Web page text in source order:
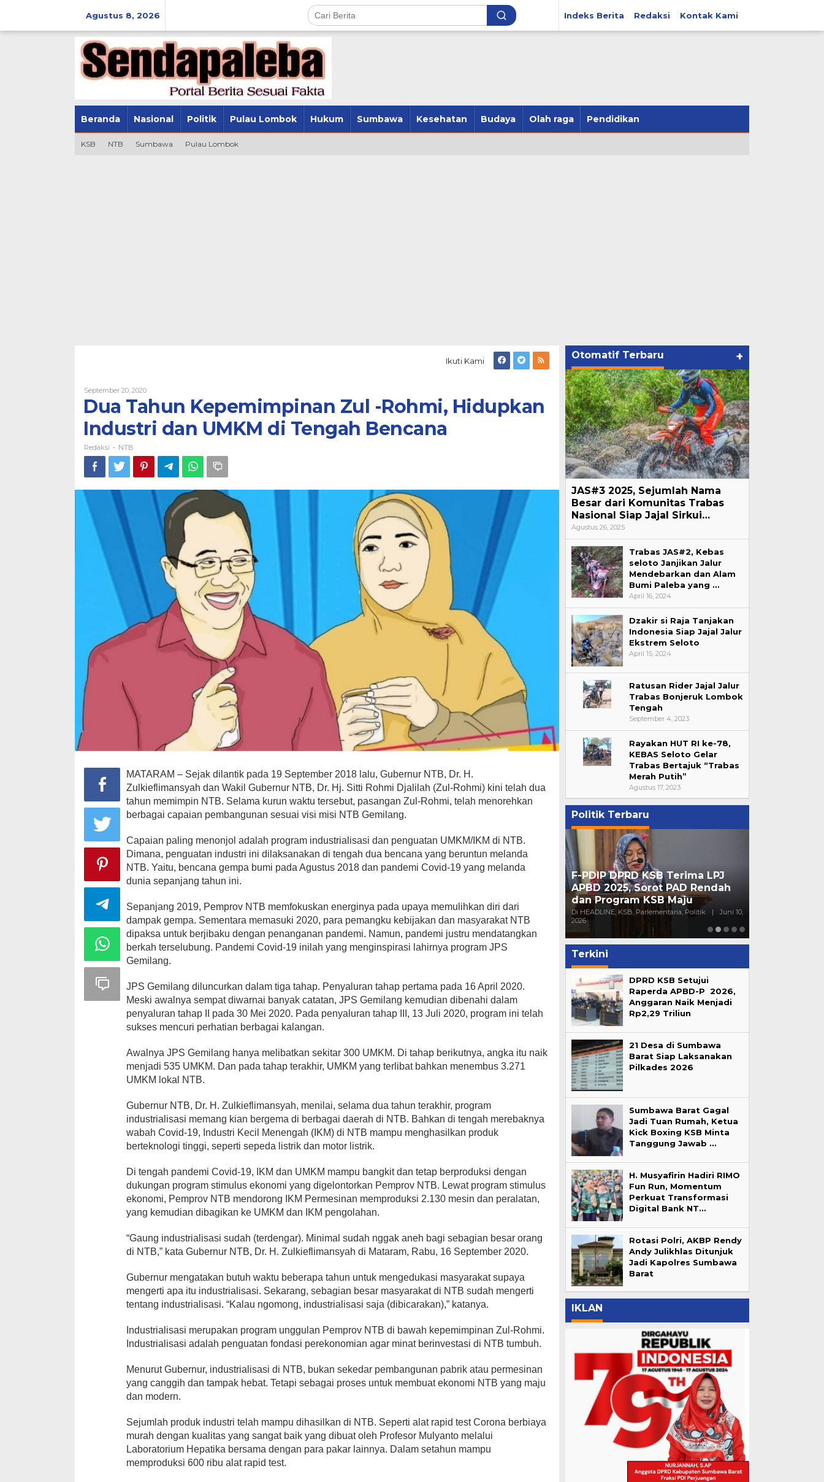
Agustus 8, 2026 Indeks Berita Redaksi Kontak Kami
Beranda Nasional Politik Pulau Lombok Hukum Sumbawa Kesehatan Budaya Olah raga Pendidikan
KSB NTB Sumbawa Pulau Lombok
Ikuti Kami
September 20, 2020Oleh
Redaksi
Dua Tahun Kepemimpinan Zul -Rohmi, Hidupkan
Industri dan UMKM di Tengah Bencana
Redaksi - NTB
MATARAM – Sejak dilantik pada 19 September 2018 lalu, Gubernur NTB, Dr. H.
Zulkieflimansyah dan Wakil Gubernur NTB, Dr. Hj. Sitti Rohmi Djalilah (Zul-Rohmi) kini telah dua
tahun memimpin NTB. Selama kurun waktu tersebut, pasangan Zul-Rohmi, telah menorehkan
berbagai capaian pembangunan sesuai visi misi NTB Gemilang.
Capaian paling menonjol adalah program industrialisasi dan penguatan UMKM/IKM di NTB.
Dimana, penguatan industri ini dilaksanakan di tengah dua bencana yang beruntun melanda
NTB. Yaitu, bencana gempa bumi pada Agustus 2018 dan pandemi Covid-19 yang melanda
dunia sepanjang tahun ini.
Sepanjang 2019, Pemprov NTB memfokuskan energinya pada upaya memulihkan diri dari
dampak gempa. Sementara memasuki 2020, para pemangku kebijakan dan masyarakat NTB
dipaksa untuk berjibaku dengan penanganan pandemi. Namun, pandemi justru mendatangkan
berkah terselubung. Pandemi Covid-19 inilah yang menginspirasi lahirnya program JPS
Gemilang.
JPS Gemilang diluncurkan dalam tiga tahap. Penyaluran tahap pertama pada 16 April 2020.
Meski awalnya sempat diwarnai banyak catatan, JPS Gemilang kemudian dibenahi dalam
penyaluran tahap II pada 30 Mei 2020. Pada penyaluran tahap III, 13 Juli 2020, program ini telah
sukses mencuri perhatian berbagai kalangan.
Awalnya JPS Gemilang hanya melibatkan sekitar 300 UMKM. Di tahap berikutnya, angka itu naik
menjadi 535 UMKM. Dan pada tahap terakhir, UMKM yang terlibat bahkan menembus 3.271
UMKM lokal NTB.
Gubernur NTB, Dr. H. Zulkieflimansyah, menilai, selama dua tahun terakhir, program
industrialisasi memang kian bergema di berbagai daerah di NTB. Bahkan di tengah merebaknya
wabah Covid-19, Industri Kecil Menengah (IKM) di NTB mampu menghasilkan produk
berteknologi tinggi, seperti sepeda listrik dan motor listrik.
Di tengah pandemi Covid-19, IKM dan UMKM mampu bangkit dan tetap berproduksi dengan
dukungan program stimulus ekonomi yang digelontorkan Pemprov NTB. Lewat program stimulus
ekonomi, Pemprov NTB mendorong IKM Permesinan memproduksi 2.130 mesin dan peralatan,
yang kemudian dibagikan ke UMKM dan IKM pengolahan.
“Gaung industrialisasi sudah (terdengar). Minimal sudah nggak aneh bagi sebagian besar orang
di NTB,” kata Gubernur NTB, Dr. H. Zulkieflimansyah di Mataram, Rabu, 16 September 2020.
Gubernur mengatakan butuh waktu beberapa tahun untuk mengedukasi masyarakat supaya
mengerti apa itu industrialisasi. Sekarang, sebagian besar masyarakat di NTB sudah mengerti
tentang industrialisasi. “Kalau ngomong, industrialisasi saja (dibicarakan),” katanya.
Industrialisasi merupakan program unggulan Pemprov NTB di bawah kepemimpinan Zul-Rohmi.
Industrialisasi adalah penguatan fondasi perekonomian agar minat berinvestasi di NTB tumbuh.
Menurut Gubernur, industrialisasi di NTB, bukan sekedar pembangunan pabrik atau permesinan
yang canggih dan tampak hebat. Tetapi sebagai proses untuk membuat ekonomi NTB yang maju
dan modern.
Sejumlah produk industri telah mampu dihasilkan di NTB. Seperti alat rapid test Corona berbiaya
murah dengan kualitas yang sangat baik yang dibuat oleh Profesor Mulyanto melalui
Laboratorium Hepatika bersama dengan para pakar lainnya. Dalam setahun mampu
memproduksi 600 ribu alat rapid test.
Otomatif Terbaru +
JAS#3 2025, Sejumlah Nama
Besar dari Komunitas Trabas
Nasional Siap Jajal Sirkui…
Agustus 26, 2025
Trabas JAS#2, Kebas
seloto Janjikan Jalur
Mendebarkan dan Alam
Bumi Paleba yang …
April 16, 2024
Dzakir si Raja Tanjakan
Indonesia Siap Jajal Jalur
Ekstrem Seloto
April 15, 2024
Ratusan Rider Jajal Jalur
Trabas Bonjeruk Lombok
Tengah
September 4, 2023
Rayakan HUT RI ke-78,
KEBAS Seloto Gelar
Trabas Bertajuk “Trabas
Merah Putih”
Agustus 17, 2023
Politik Terbaru
Peringatan Hari Kartini,
Sarat Makna
Di HEADLINE, KSB, Politik, SOSOK April 21, 2026
Legislator PDIP KSB
Baru Islam 1 Muharram 1448 H
Di HEADLINE, Iklan, KSB, Politik, SOSOK
2026
F-PDIP DPRD KSB Terima LPJ
APBD 2025, Sorot PAD Rendah
dan Program KSB Maju
Di HEADLINE, KSB, Parlementaria, Politik |
Juni 10,
2026
Terkini
DPRD KSB Setujui
Raperda APBD-P 2026,
Anggaran Naik Menjadi
Rp2,29 Triliun
21 Desa di Sumbawa
Barat Siap Laksanakan
Pilkades 2026
Sumbawa Barat Gagal
Jadi Tuan Rumah, Ketua
Kick Boxing KSB Minta
Tanggung Jawab …
H. Musyafirin Hadiri RIMO
Fun Run, Momentum
Perkuat Transformasi
Digital Bank NT…
Rotasi Polri, AKBP Rendy
Andy Julikhlas Ditunjuk
Jadi Kapolres Sumbawa
Barat
IKLAN